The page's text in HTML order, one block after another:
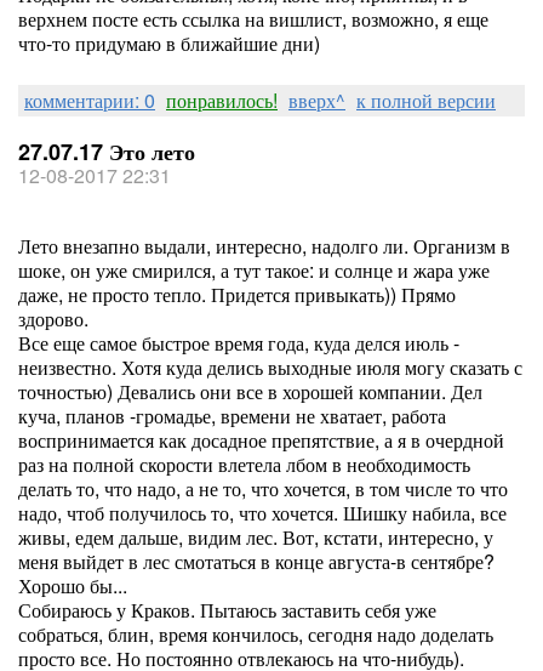
верхнем посте есть ссылка на вишлист, возможно, я еще
что-то придумаю в ближайшие дни)
комментарии: 0 понравилось! вверх^ к полной версии
27.07.17 Это лето
12-08-2017 22:31
Лето внезапно выдали, интересно, надолго ли. Организм в
шоке, он уже смирился, а тут такое: и солнце и жара уже
даже, не просто тепло. Придется привыкать)) Прямо
здорово.
Все еще самое быстрое время года, куда делся июль -
неизвестно. Хотя куда делись выходные июля могу сказать с
точностью) Девались они все в хорошей компании. Дел
куча, планов -громадье, времени не хватает, работа
воспринимается как досадное препятствие, а я в очердной
раз на полной скорости влетела лбом в необходимость
делать то, что надо, а не то, что хочется, в том числе то что
надо, чтоб получилось то, что хочется. Шишку набила, все
живы, едем дальше, видим лес. Вот, кстати, интересно, у
меня выйдет в лес смотаться в конце августа-в сентябре?
Хорошо бы...
Собираюсь у Краков. Пытаюсь заставить себя уже
собраться, блин, время кончилось, сегодня надо доделать
просто все. Но постоянно отвлекаюсь на что-нибудь).